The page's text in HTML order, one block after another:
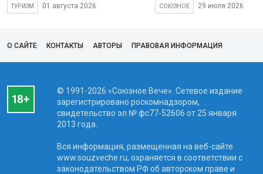
ТУРИЗМ 01 августа 2026 СОЮЗНОЕ 29 июля 2026
О САЙТЕ КОНТАКТЫ АВТОРЫ ПРАВОВАЯ ИНФОРМАЦИЯ
© 1991-2026 «Союзное Вече». Сетевое издание
зарегистрировано роскомнадзором,
свидетельство эл № фc77-52606 от 25 января
2013 года.
Вся информация, размещенная на веб-сайте
www.souzveche.ru, охраняется в соответствии с
законодательством РФ об авторском праве и